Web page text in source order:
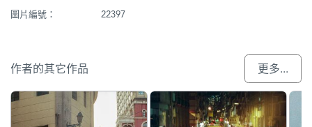
圖片編號：
22397
作者的其它作品 更多...